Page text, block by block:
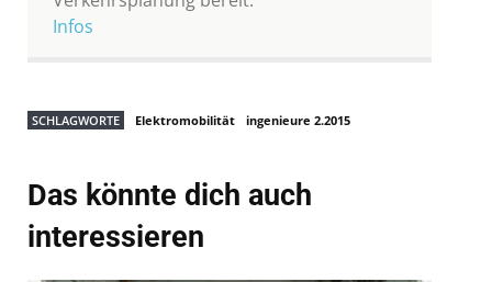
Infos
SCHLAGWORTE Elektromobilität ingenieure 2.2015
Das könnte dich auch
interessieren